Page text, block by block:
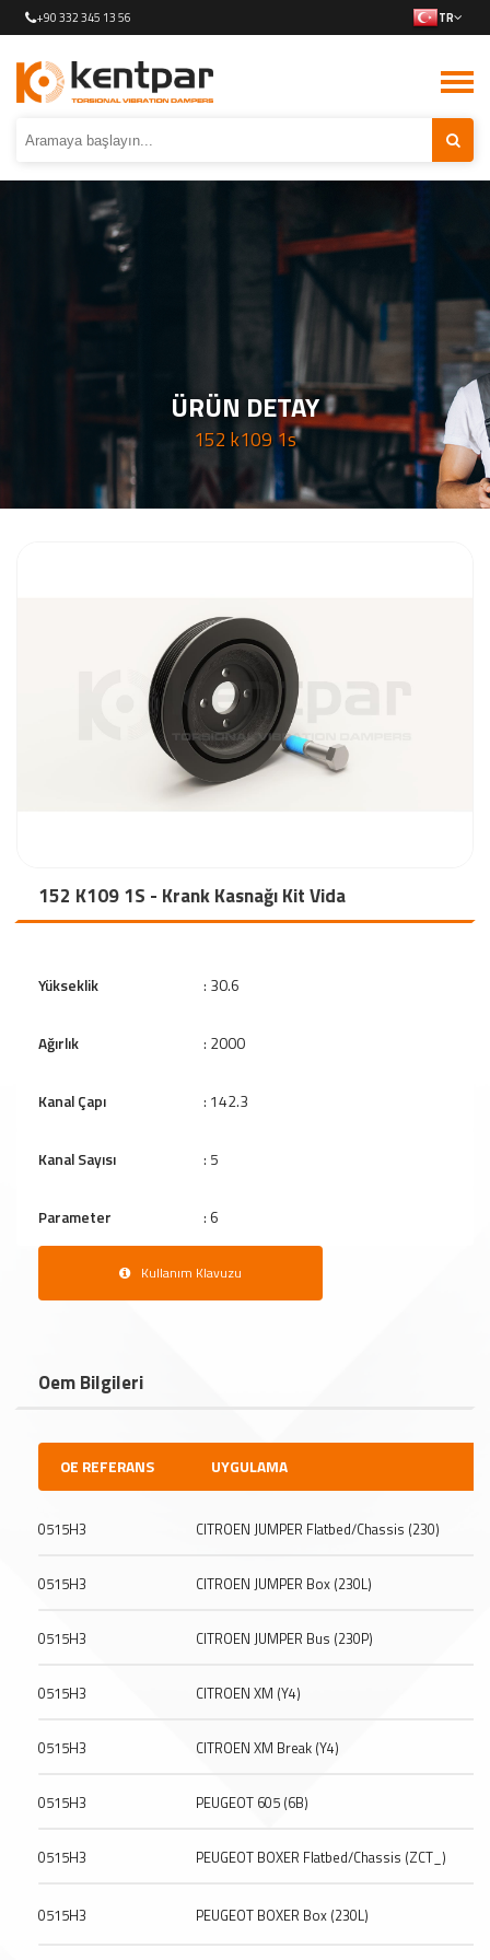
+90 332 345 13 56 TR
ÜRÜN DETAY
152 k109 1s
152 K109 1S - Krank Kasnağı Kit Vida
Yükseklik : 30.6
Ağırlık : 2000
Kanal Çapı : 142.3
Kanal Sayısı : 5
Parameter : 6
Kullanım Klavuzu
Oem Bilgileri
OE REFERANS UYGULAMA
0515H3 CITROEN JUMPER Flatbed/Chassis (230)
0515H3 CITROEN JUMPER Box (230L)
0515H3 CITROEN JUMPER Bus (230P)
0515H3 CITROEN XM (Y4)
0515H3 CITROEN XM Break (Y4)
0515H3 PEUGEOT 605 (6B)
0515H3 PEUGEOT BOXER Flatbed/Chassis (ZCT_)
0515H3 PEUGEOT BOXER Box (230L)